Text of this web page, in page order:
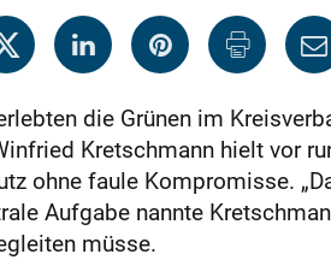
die Grünen im
Kretschmann hielt vor
ohne faule Kompromisse.
Aufgabe nannte
müsse.